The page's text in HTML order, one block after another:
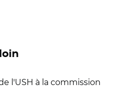
l'USH à la commission